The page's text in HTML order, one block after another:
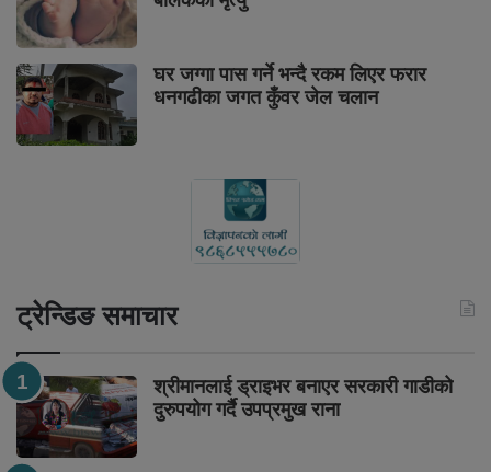
घर जग्गा पास गर्ने भन्दै रकम लिएर फरार
धनगढीका जगत कुँवर जेल चलान
ट्रेन्डिङ समाचार
श्रीमानलाई ड्राइभर बनाएर सरकारी गाडीको
दुरुपयोग गर्दै उपप्रमुख राना